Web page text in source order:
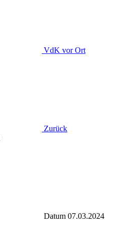
VdK vor Ort
Zurück
Datum 07.03.2024